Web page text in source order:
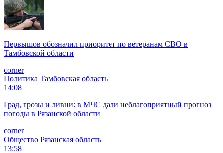
Первышов обозначил приоритет по ветеранам СВО в
Тамбовской области
corner
Политика Тамбовская область
14:08
Град, грозы и ливни: в МЧС дали неблагоприятный прогноз
погоды в Рязанской области
corner
Общество Рязанская область
13:58